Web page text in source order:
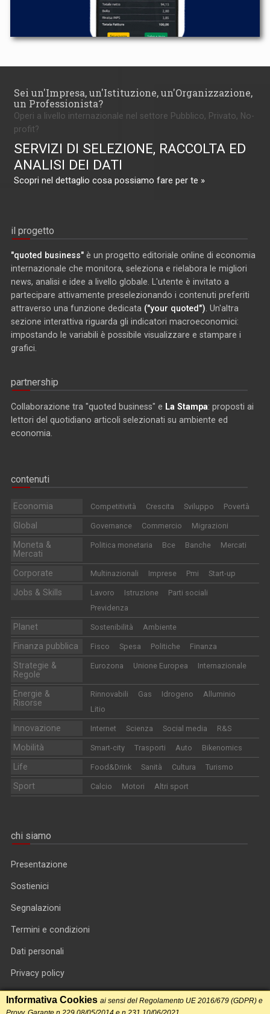
Sei un'Impresa, un'Istituzione, un'Organizzazione,
un Professionista?
Operi a livello internazionale nel settore Pubblico, Privato, No-
profit?
SERVIZI DI SELEZIONE, RACCOLTA ED
ANALISI DEI DATI
Scopri nel dettaglio cosa possiamo fare per te »
il progetto
"quoted business" è un progetto editoriale online di economia
internazionale che monitora, seleziona e rielabora le migliori
news, analisi e idee a livello globale. L'utente è invitato a
partecipare attivamente preselezionando i contenuti preferiti
attraverso una funzione dedicata ("your quoted") . Un'altra
sezione interattiva riguarda gli indicatori macroeconomici:
impostando le variabili è possibile visualizzare e stampare i
grafici.
partnership
Collaborazione tra "quoted business" e La Stampa: proposti ai
lettori del quotidiano articoli selezionati su ambiente ed
economia.
contenuti
Economia Competitività Crescita Sviluppo Povertà
Global Governance Commercio Migrazioni
Moneta &
Mercati
Politica monetaria Bce Banche Mercati
Corporate Multinazionali Imprese Pmi Start-up
Jobs & Skills Lavoro Istruzione
Parti sociali
Previdenza
Planet Sostenibilità Ambiente
Finanza pubblica Fisco Spesa Politiche Finanza
Strategie &
Regole
Eurozona Unione Europea Internazionale
Energie &
Risorse
Rinnovabili Gas Idrogeno
Alluminio
Litio
Innovazione Internet Scienza Social media R&S
Mobilità Smart-city Trasporti Auto Bikenomics
Life Food&Drink Sanità Cultura Turismo
Sport Calcio Motori Altri sport
chi siamo
Presentazione
Sostienici
Segnalazioni
Termini e condizioni
Dati personali
Privacy policy
Informativa cookie
Informativa Cookies ai sensi del Regolamento UE 2016/679 (GDPR) e